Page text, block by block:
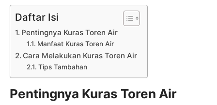
Daftar Isi
Pentingnya Kuras Toren Air
Manfaat Kuras Toren Air
Cara Melakukan Kuras Toren Air
Tips Tambahan
Pentingnya Kuras Toren Air